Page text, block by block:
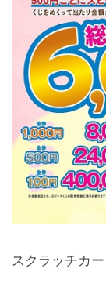
スクラッチカ